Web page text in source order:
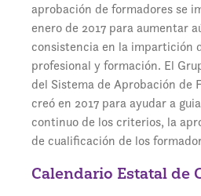
aprobación de formadores se
enero de 2017 para aumentar
consistencia en la impartición
profesional y formación. El
del Sistema de Aprobación de
creó en 2017 para ayudar a
continuo de los criterios, la
de cualificación de los
Calendario Estatal de